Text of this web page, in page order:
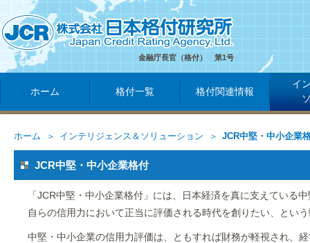
金融庁長官（格付） 第1号
ホーム 格付一覧 格付関連情報
イ
ホーム インテリジェンス＆ソリューション JCR中堅・中小企業
JCR中堅・中小企業格付
「JCR中堅・中小企業格付」には、日本経済を真に支えている
自らの信用力において正当に評価される時代を創りたい、とい
中堅・中小企業の信用力評価は、ともすれば財務が軽視され、